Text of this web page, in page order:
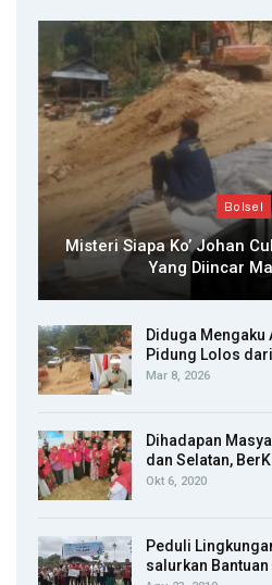
Bolsel
Misteri Siapa Ko’ Johan
Yang Diincar
Diduga Mengaku
Pidung Lolos
Mar 8, 2026
Dihadapan
dan Selatan,
Okt 6, 2020
Peduli
salurkan Bantuan